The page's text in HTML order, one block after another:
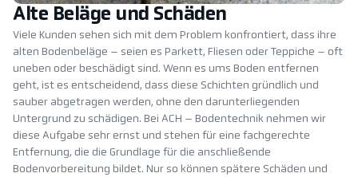
Alte Beläge und Schäden
Viele Kunden sehen sich mit dem Problem konfrontiert, dass ihre
alten Bodenbeläge – seien es Parkett, Fliesen oder Teppiche – oft
uneben oder beschädigt sind. Wenn es ums Boden entfernen
geht, ist es entscheidend, dass diese Schichten gründlich und
sauber abgetragen werden, ohne den darunterliegenden
Untergrund zu schädigen. Bei ACH – Bodentechnik nehmen wir
diese Aufgabe sehr ernst und stehen für eine fachgerechte
Entfernung, die die Grundlage für die anschließende
Bodenvorbereitung bildet. Nur so können spätere Schäden und